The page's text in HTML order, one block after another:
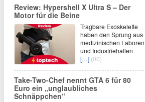
Review: Hypershell X Ultra S – Der
Motor für die Beine
Tragbare Exoskelette
haben den Sprung aus
medizinischen Laboren
und Industriehallen
[…] (00)
Take-Two-Chef nennt GTA 6 für 80
Euro ein „unglaubliches
Schnäppchen“